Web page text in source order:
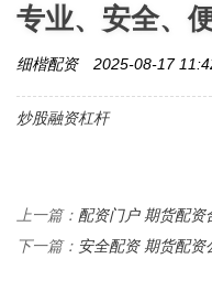
专业、安全、
细楷配资 2025-08-17
炒股融资杠杆
上一篇： 配资门户 期货配
下一篇： 安全配资 期货配